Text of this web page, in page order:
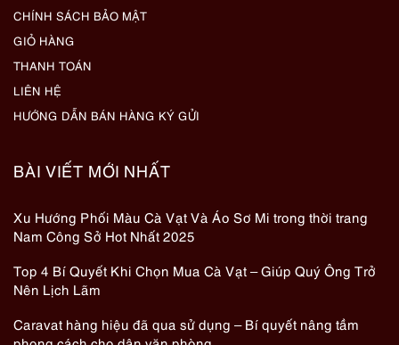
CHÍNH SÁCH BẢO MẬT
GIỎ HÀNG
THANH TOÁN
LIÊN HỆ
HƯỚNG DẪN BÁN HÀNG KÝ GỬI
BÀI VIẾT MỚI NHẤT
Xu Hướng Phối Màu Cà Vạt Và Áo Sơ Mi trong thời trang
Nam Công Sở Hot Nhất 2025
Top 4 Bí Quyết Khi Chọn Mua Cà Vạt – Giúp Quý Ông Trở
Nên Lịch Lãm
Caravat hàng hiệu đã qua sử dụng – Bí quyết nâng tầm